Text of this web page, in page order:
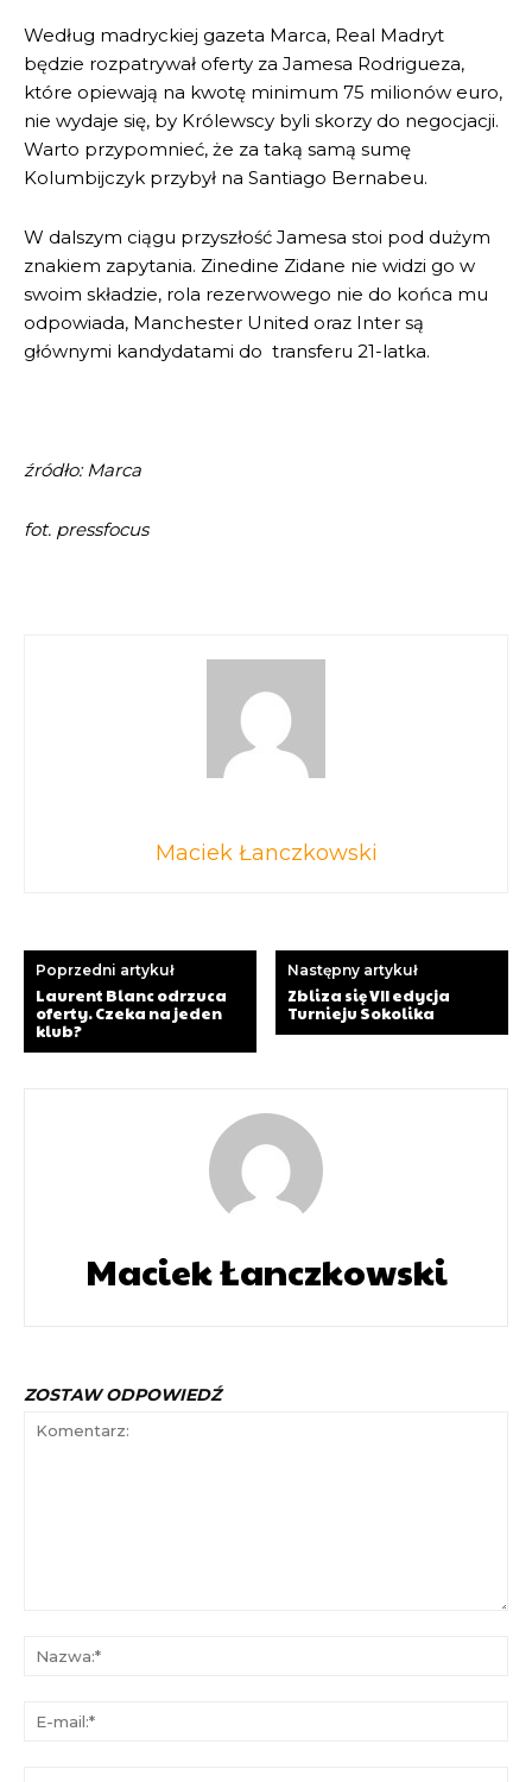
Według madryckiej gazeta Marca, Real Madryt
będzie rozpatrywał oferty za Jamesa Rodrigueza,
które opiewają na kwotę minimum 75 milionów euro,
nie wydaje się, by Królewscy byli skorzy do negocjacji.
Warto przypomnieć, że za taką samą sumę
Kolumbijczyk przybył na Santiago Bernabeu.
W dalszym ciągu przyszłość Jamesa stoi pod dużym
znakiem zapytania. Zinedine Zidane nie widzi go w
swoim składzie, rola rezerwowego nie do końca mu
odpowiada, Manchester United oraz Inter są
głównymi kandydatami do transferu 21-latka.
źródło: Marca
fot. pressfocus
Maciek Łanczkowski
Poprzedni artykuł
Laurent Blanc odrzuca
oferty. Czeka na jeden
klub?
Następny artykuł
Zbliza się VII edycja
Turnieju Sokolika
Maciek Łanczkowski
ZOSTAW ODPOWIEDŹ